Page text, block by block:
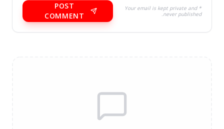
* Your email is kept private and
never published.
POST
COMMENT